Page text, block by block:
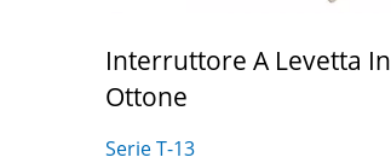
Interruttore A Levetta In
Ottone
Serie T-13